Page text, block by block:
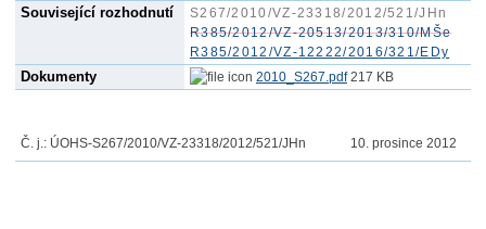
Související rozhodnutí
S267/2010/VZ-23318/2012/521/JHn
R385/2012/VZ-20513/2013/310/MŠe
R385/2012/VZ-12222/2016/321/EDy
Dokumenty 2010_S267.pdf217 KB
Č. j.: ÚOHS-S267/2010/VZ-23318/2012/521/JHn 10. prosince 2012